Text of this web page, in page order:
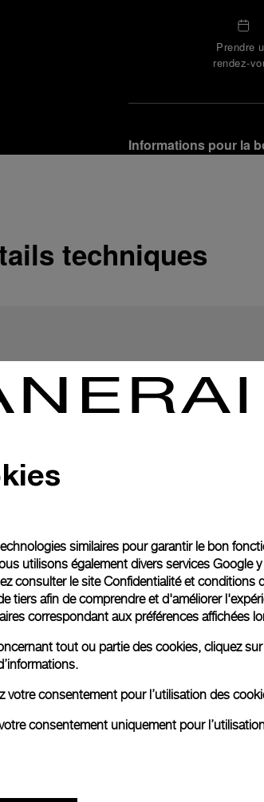
Prendre
rendez-
Informations pour la
Retours et échanges
Officine Panerai
crédit :
personnalisé.
En savoir plus
Toutes les images sont des
aux produits réels.
techniques
similaires pour garantir le bon
utilisons également divers services Google
consulter lesite Confidentialité et conditions
tiers afin de comprendre et d'améliorer
correspondant aux préférences affichées
tout ou partie des cookies, cliquez
votre consentement pour l’utilisation des
consentement uniquement pour